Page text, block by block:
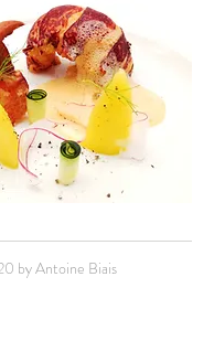
by Antoine Biais